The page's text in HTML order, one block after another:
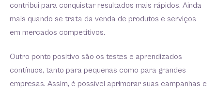
contribui para conquistar resultados mais rápidos. Ainda
mais quando se trata da venda de produtos e serviços
em mercados competitivos.
Outro ponto positivo são os testes e aprendizados
contínuos, tanto para pequenas como para grandes
empresas. Assim, é possível aprimorar suas campanhas e